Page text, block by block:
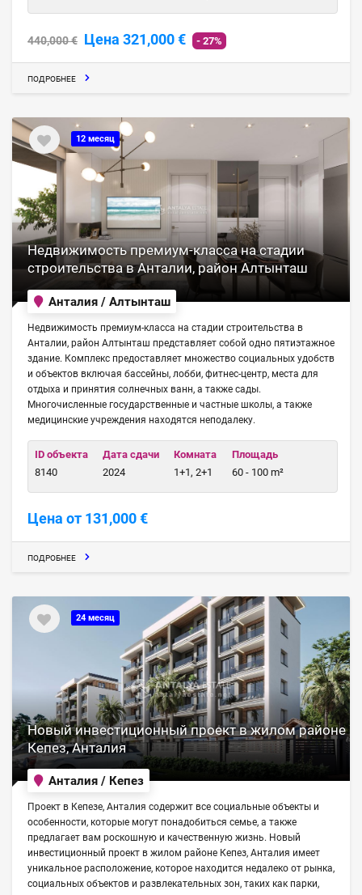
440,000 € Цена 321,000 € - 27%
ПОДРОБНЕЕ
12 месяц
Недвижимость премиум-класса на стадии
строительства в Анталии, район Алтынташ
Анталия / Алтынташ
Недвижимость премиум-класса на стадии строительства в
Анталии, район Алтынташ представляет собой одно пятиэтажное
здание. Комплекс предоставляет множество социальных удобств
и объектов включая бассейны, лобби, фитнес-центр, места для
отдыха и принятия солнечных ванн, а также сады.
Многочисленные государственные и частные школы, а также
медицинские учреждения находятся неподалеку.
ID объекта
8140
Дата сдачи
2024
Комната
1+1, 2+1
Площадь
60 - 100 m²
Цена от 131,000 €
ПОДРОБНЕЕ
24 месяц
Новый инвестиционный проект в жилом районе
Кепез, Анталия
Анталия / Кепез
Проект в Кепезе, Анталия содержит все социальные объекты и
особенности, которые могут понадобиться семье, а также
предлагает вам роскошную и качественную жизнь. Новый
инвестиционный проект в жилом районе Кепез, Анталия имеет
уникальное расположение, которое находится недалеко от рынка,
социальных объектов и развлекательных зон, таких как парки,